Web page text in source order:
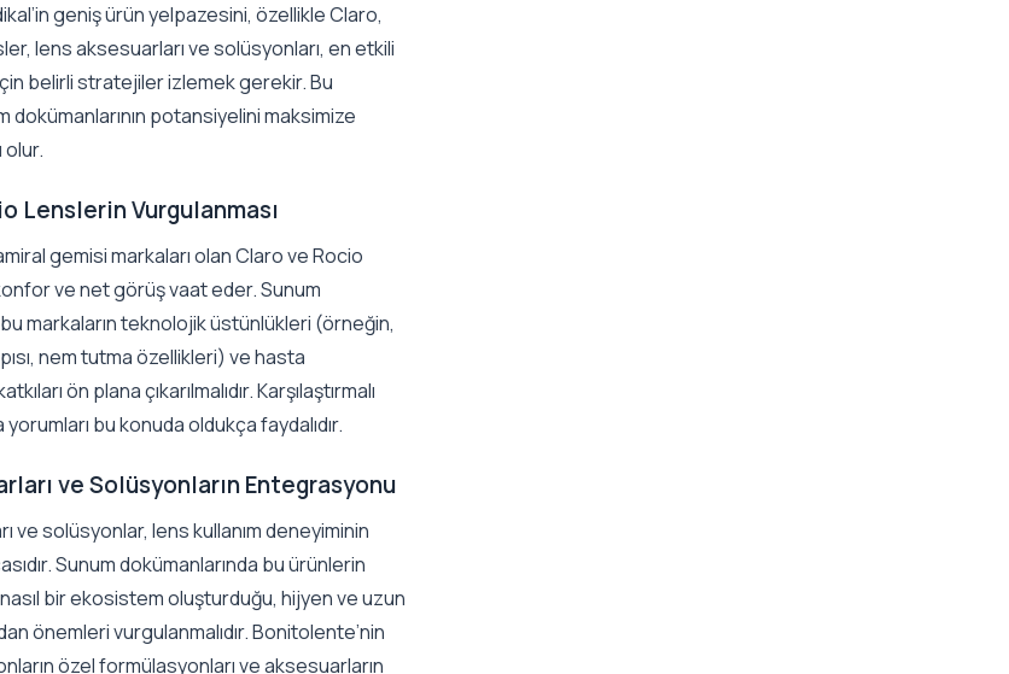
geniş ürün yelpazesini, özellikle Claro,
lens aksesuarları ve solüsyonları, en etkili
belirli stratejiler izlemek gerekir. Bu
potansiyelini maksimize
olur.
Lenslerin Vurgulanması
gemisi markaları olan Claro ve Rocio
ve net görüş vaat eder. Sunum
markaların teknolojik üstünlükleri (örneğin,
nem tutma özellikleri) ve hasta
ön plana çıkarılmalıdır. Karşılaştırmalı
bu konuda oldukça faydalıdır.
ve Solüsyonların Entegrasyonu
ve solüsyonlar, lens kullanım deneyiminin
Sunum dokümanlarında bu ürünlerin
bir ekosistem oluşturduğu, hijyen ve uzun
önemleri vurgulanmalıdır. Bonitolente’nin
özel formülasyonları ve aksesuarların